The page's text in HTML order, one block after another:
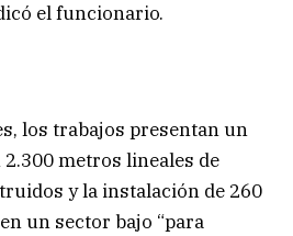
el funcionario.
los trabajos presentan un
2.300 metros lineales de
y la instalación de 260
un sector bajo “para